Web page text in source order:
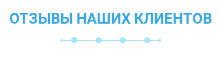
ОТЗЫВЫ НАШИХ КЛИЕНТОВ